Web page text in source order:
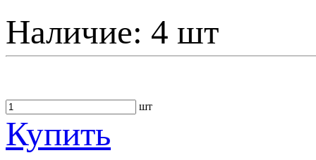
Наличие: 4 шт
шт
Купить